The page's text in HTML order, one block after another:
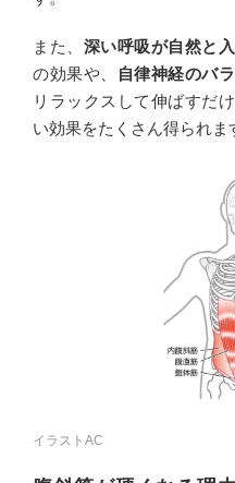
また、 深い呼吸が自然と
の効果や、
自律神経のバ
リラックスして伸ばすだ
い効果をたくさん得られま
イラストAC